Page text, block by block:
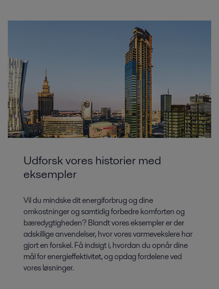
Udforsk vores historier med
eksempler
Vil du mindske dit energiforbrug og dine
omkostninger og samtidig forbedre komforten og
bæredygtigheden? Blandt vores eksempler er der
adskillige anvendelser, hvor vores varmevekslere har
gjort en forskel. Få indsigt i, hvordan du opnår dine
mål for energieffektivitet, og opdag fordelene ved
vores løsninger.